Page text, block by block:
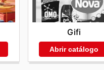
Gifi
Abrir catálogo